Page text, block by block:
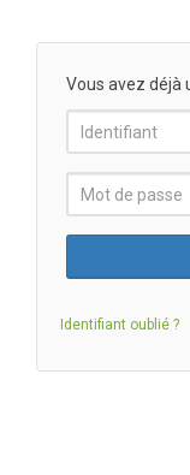
Vous avez déjà
Identifiant oublié ?